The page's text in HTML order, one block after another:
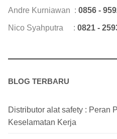
Andre Kurniawan : 0856 -
Nico Syahputra : 0821 -
BLOG TERBARU
Distributor alat safety : Peran
Keselamatan Kerja